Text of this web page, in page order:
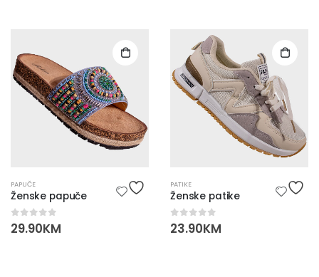
PAPUČE
Ženske papuče
0out of 5
29.90KM
PATIKE
Ženske patike
0out of 5
23.90KM